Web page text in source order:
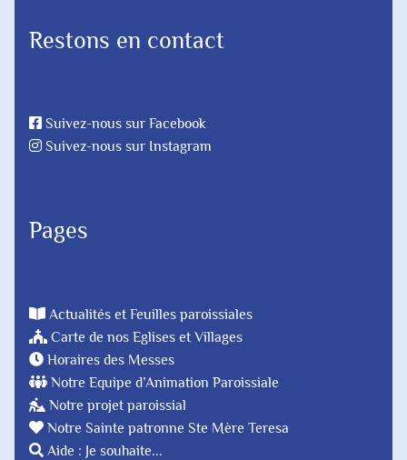
Restons en contact
Suivez-nous sur Facebook
Suivez-nous sur Instagram
Pages
Actualités et Feuilles paroissiales
Carte de nos Eglises et Villages
Horaires des Messes
Notre Equipe d’Animation Paroissiale
Notre projet paroissial
Notre Sainte patronne Ste Mère Teresa
Aide : Je souhaite...